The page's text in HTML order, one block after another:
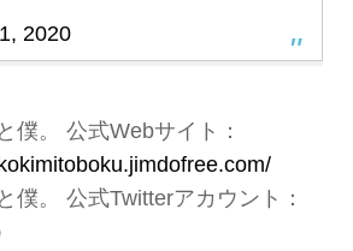
2020
僕。 公式Webサイト：
僕。 公式Twitterアカウント：